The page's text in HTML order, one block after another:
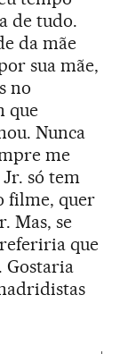
de tudo.
da mãe
sua mãe,
no
que
Nunca
me
só tem
filme, quer
Mas, se
que
Gostaria